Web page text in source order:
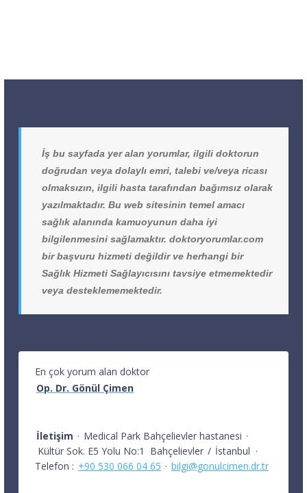
İş bu sayfada yer alan yorumlar, ilgili doktorun
doğrudan veya dolaylı emri, talebi ve/veya ricası
olmaksızın, ilgili hasta tarafından bağımsız olarak
yazılmaktadır. Bu web sitesinin temel amacı
sağlık alanında kamuoyunun daha iyi
bilgilenmesini sağlamaktır. doktoryorumlar.com
bir başvuru hizmeti değildir ve herhangi bir
Sağlık Hizmeti Sağlayıcısını tavsiye etmemektedir
veya desteklememektedir.
En çok yorum alan doktor
Op. Dr. Gönül Çimen
İletişim · Medical Park Bahçelievler hastanesi ·
Kültür Sok. E5 Yolu No:1
Bahçelievler / İstanbul ·
Telefon : +90 530 066 04 65 · bilgi@gonulcimen.dr.tr